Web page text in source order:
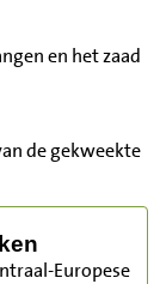
en het zaad
de gekweekte
Europese